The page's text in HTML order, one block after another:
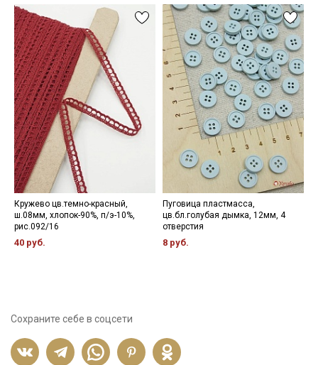
Кружево цв.темно-красный,
ш.08мм, хлопок-90%, п/э-10%,
рис.092/16
40 руб.
Пуговица пластмасса,
цв.бл.голубая дымка, 12мм, 4
отверстия
8 руб.
Сохраните себе в соцсети